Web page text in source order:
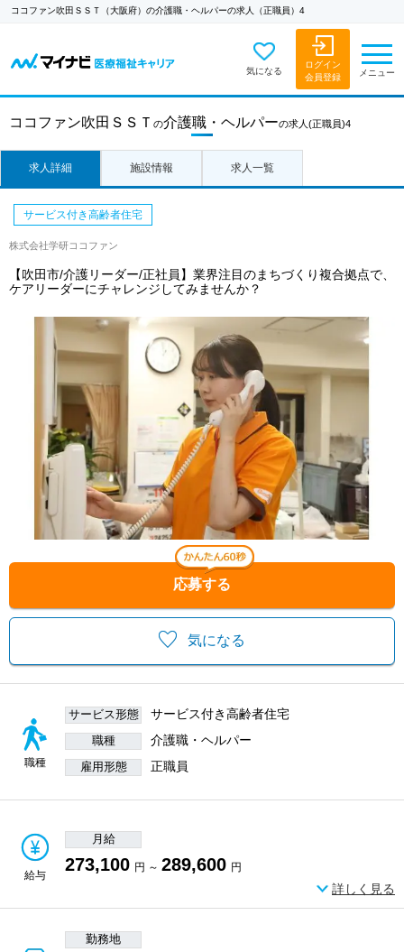
ココファン吹田ＳＳＴ（大阪府）の介護職・ヘルパーの求人（正職員）4
気になる
ログイン
会員登録
メニュー
ココファン吹田ＳＳＴ の介護職・ヘルパーの求人 (正職員)4
求人詳細 施設情報 求人一覧
気になる
応募する
サービス付き高齢者住宅
株式会社学研ココファン
【吹田市/介護リーダー/正社員】業界注目のまちづくり複合拠点で、
ケアリーダーにチャレンジしてみませんか？
職種
サービス形態 サービス付き高齢者住宅
職種 介護職・ヘルパー
雇用形態 正職員
給与
月給
273,100 円 ～ 289,600 円
詳しく見る
勤務地